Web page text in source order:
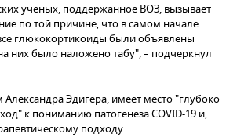
ученых, поддержанное ВОЗ, вызывает
по той причине, что в самом начале
глюкокортикоиды были объявлены
них было наложено табу", – подчеркнул
Эдигера, имеет место "глубоко
к пониманию патогенеза COVID-19 и,
подходу.